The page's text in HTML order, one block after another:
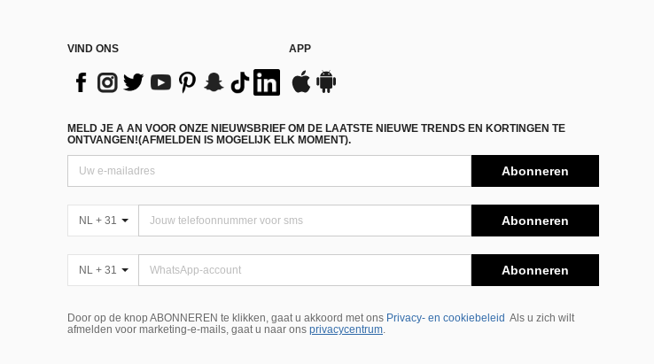
VIND ONS APP
MELD JE A AN VOOR ONZE NIEUWSBRIEF OM DE LAATSTE NIEUWE TRENDS EN KORTINGEN TE
ONTVANGEN!(AFMELDEN IS MOGELIJK ELK MOMENT).
Abonneren
NL + 31 Abonneren
NL + 31 Abonneren
Door op de knop ABONNEREN te klikken, gaat u akkoord met ons Privacy- en cookiebeleid Als u zich wilt
afmelden voor marketing-e-mails, gaat u naar ons privacycentrum.